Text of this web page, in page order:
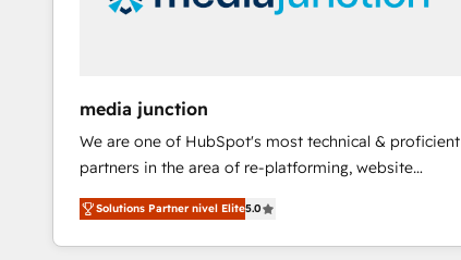
media junction
We are one of HubSpot's most technical & proficient
partners in the area of re-platforming, website
design & development. We specialize in multi-hub
implementations for mid-market & enterprise
companies. We are woman-owned, powered by
Solutions Partner nivel Elite5.0